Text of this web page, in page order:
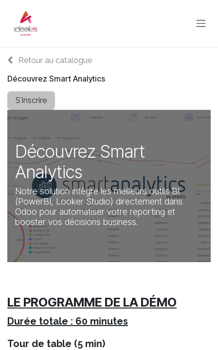
Retour au catalogue
Découvrez Smart Analytics
S'inscrire
Découvrez Smart
Analytics
Notre solution intègre les meilleurs outils BI
(PowerBI, Looker Studio) directement dans
Odoo pour automatiser votre reporting et
booster vos décisions business.
LE PROGRAMME DE LA DÉMO
Durée totale : 60 minutes
Tour de table (5 min)